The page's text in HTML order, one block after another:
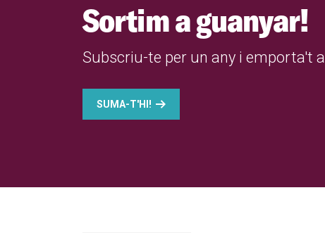
Sortim a guanyar!
Subscriu-te per un any i emporta't
SUMA-T'HI!